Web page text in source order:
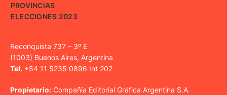
PROVINCIAS
ELECCIONES 2023
Reconquista 737 – 3º E
(1003) Buenos Aires, Argentina
Tel. +54 11 5235 0896 Int 202
Propietario: Compañía Editorial Gráfica Argentina S.A.